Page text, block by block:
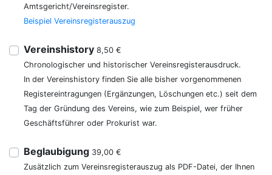
Amtsgericht/Vereinsregister.
Beispiel Vereinsregisterauszug
Vereinshistory 8,50 €
Chronologischer und historischer Vereinsregisterausdruck.
In der Vereinshistory finden Sie alle bisher vorgenommenen
Registereintragungen (Ergänzungen, Löschungen etc.) seit dem
Tag der Gründung des Vereins, wie zum Beispiel, wer früher
Geschäftsführer oder Prokurist war.
Beglaubigung 39,00 €
Zusätzlich zum Vereinsregisterauszug als PDF-Datei, der Ihnen